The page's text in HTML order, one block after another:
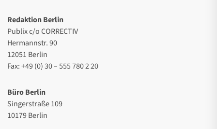
Redaktion Berlin
Publix c/o CORRECTIV
Hermannstr. 90
12051 Berlin
Fax: +49 (0) 30 – 555 780 2 20
Büro Berlin
Singerstraße 109
10179 Berlin